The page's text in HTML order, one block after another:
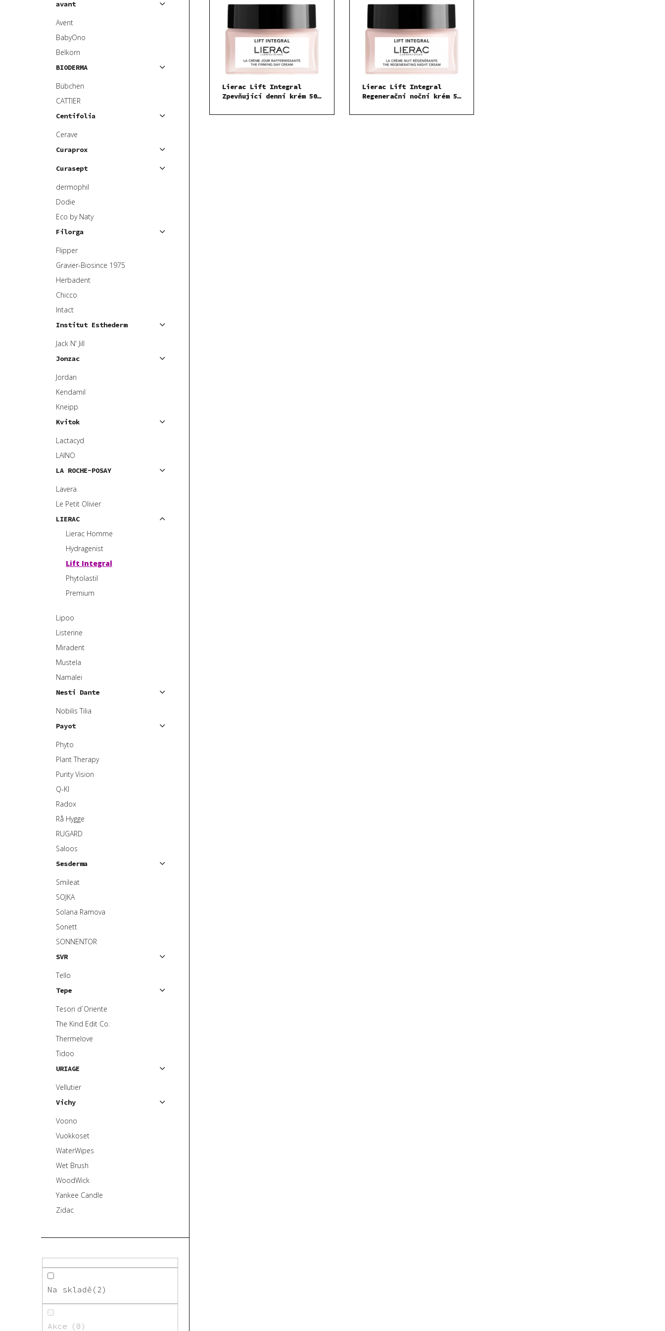
avant
Avent
BabyOno
Belkorn
BIODERMA
Bübchen
CATTIER
Centifolia
Cerave
Curaprox
Curasept
dermophil
Dodie
Eco by Naty
Filorga
Flipper
Gravier-Biosince 1975
Herbadent
Chicco
Intact
Institut Esthederm
Jack N' Jill
Jonzac
Jordan
Kendamil
Kneipp
Kvitok
Lactacyd
LAINO
LA ROCHE-POSAY
Lavera
Le Petit Olivier
LIERAC
Lierac Homme
Hydragenist
Lift Integral
Phytolastil
Premium
Lipoo
Listerine
Miradent
Mustela
Namalei
Nesti Dante
Nobilis Tilia
Payot
Phyto
Plant Therapy
Purity Vision
Q-KI
Radox
Rå Hygge
RUGARD
Saloos
Sesderma
Smileat
SOJKA
Solana Ramova
Sonett
SONNENTOR
SVR
Tello
Tepe
Tesori d´Oriente
The Kind Edit Co.
Thermelove
Tidoo
URIAGE
Vellutier
Vichy
Voono
Vuokkoset
WaterWipes
Wet Brush
WoodWick
Yankee Candle
Zidac
Na skladě 2
Akce 0
t
u
Lierac Lift Integral
Zpevňující denní krém 50
Lierac Lift Integral
Regenerační noční krém 50